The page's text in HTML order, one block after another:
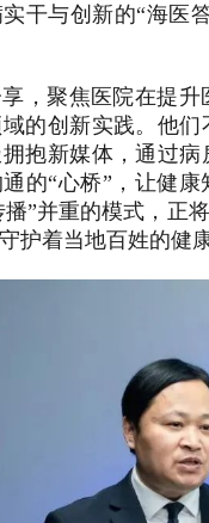
干与创新的“海医
，聚焦医院在提
的创新实践。他
抱新媒体，通过
的“心桥”，让健
播”并重的模式，正
护着当地百姓的健康